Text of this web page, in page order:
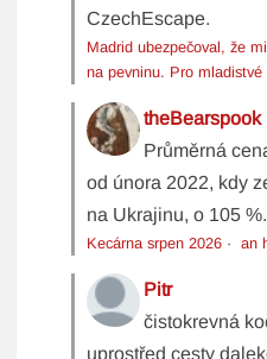
CzechEscape.
Madrid ubezpečoval, že
na pevninu. Pro
theBearspook
Průměrná
od února 2022, kdy
na Ukrajinu, o 105 %.
Kecárna srpen 2026 ·an
Pitr
čistokrevná
uprostřed cesty